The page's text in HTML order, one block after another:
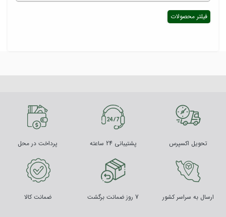
فیلتر محصولات
تحویل اکسپرس پشتیبانی 24 ساعته پرداخت در محل
ارسال به سراسر کشور 7 روز ضمانت برگشت ضمانت کالا